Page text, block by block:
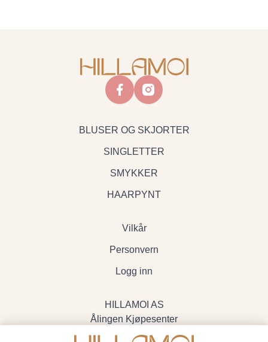
facebookinstagram
BLUSER OG SKJORTER
SINGLETTER
SMYKKER
HAARPYNT
Vilkår
Personvern
Logg inn
HILLAMOI AS
Ålingen Kjøpesenter
Myrenvegen 19, 3570 Ål